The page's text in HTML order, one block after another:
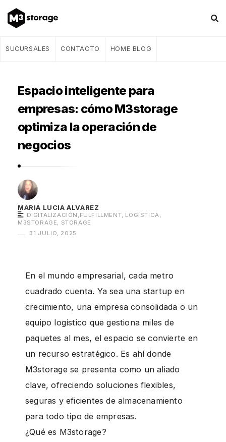
M
SUCURSALES CONTACTO HOME BLOG
Espacio inteligente para
empresas: cómo M3storage
optimiza la operación de
negocios
MARIA LUCIA ALVAREZ
DIGITALIZACIÓN , FULFILLMENT, LOGÍSTICA,
M3STORAGE, STORAGE
31 JULIO, 2025
En el mundo empresarial, cada metro
cuadrado cuenta. Ya sea una startup en
crecimiento, una empresa consolidada o un
equipo logístico que gestiona miles de
paquetes al mes, el espacio se convierte en
un recurso estratégico. Es ahí donde
M3storage se presenta como un aliado
clave, ofreciendo soluciones flexibles,
seguras y eficientes de almacenamiento
para todo tipo de empresas.
¿Qué es M3storage?